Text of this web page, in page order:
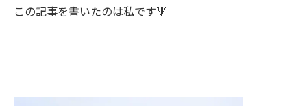
この記事を書いたのは私です🔻